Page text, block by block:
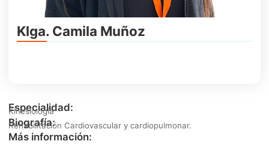
Klga. Camila Muñoz
Especialidad:
Kinesiología
Biografía:
Rehabilitación Cardiovascular y cardiopulmonar.
Más información: